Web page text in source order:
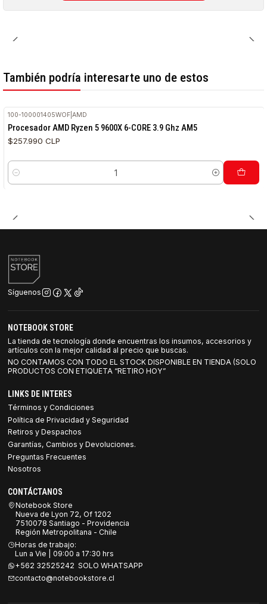
También podría interesarte uno de estos
100-100001405WOF |AMD
Procesador AMD Ryzen 5 9600X 6-CORE 3.9 Ghz AM5
$257.990 CLP
Cantidad
Síguenos
NOTEBOOK STORE
La tienda de tecnología donde encuentras los insumos, accesorios y
artículos con la mejor calidad al precio que buscas.
NO CONTAMOS CON TODO EL STOCK DISPONIBLE EN TIENDA (SOLO
PRODUCTOS CON ETIQUETA “RETIRO HOY”
LINKS DE INTERES
Términos y Condiciones
Política de Privacidad y Seguridad
Retiros y Despachos
Garantías, Cambios y Devoluciones.
Preguntas Frecuentes
Nosotros
CONTÁCTANOS
Notebook Store
Nueva de Lyon 72, Of 1202
7510078 Santiago - Providencia
Región Metropolitana - Chile
Horas de trabajo:
Lun a Vie | 09:00 a 17:30 hrs
+562 32525242 SOLO WHATSAPP
contacto@notebookstore.cl